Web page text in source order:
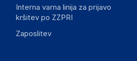
Interna varna linija za prijavo
kršitev po ZZPRI
Zaposlitev